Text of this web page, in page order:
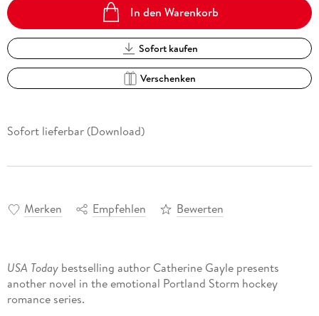
In den Warenkorb
Sofort kaufen
Verschenken
Sofort lieferbar (Download)
Merken Empfehlen Bewerten
USA Todaybestselling author Catherine Gayle presents
another novel in the emotional Portland Storm hockey
romance series.